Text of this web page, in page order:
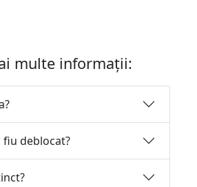
multe informații:
fiu deblocat?